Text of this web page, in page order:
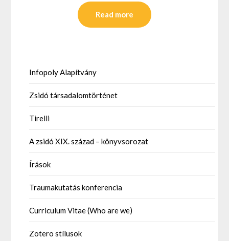
Read more
Infopoly Alapítvány
Zsidó társadalomtörténet
Tirelli
A zsidó XIX. század – könyvsorozat
Írások
Traumakutatás konferencia
Curriculum Vitae (Who are we)
Zotero stílusok